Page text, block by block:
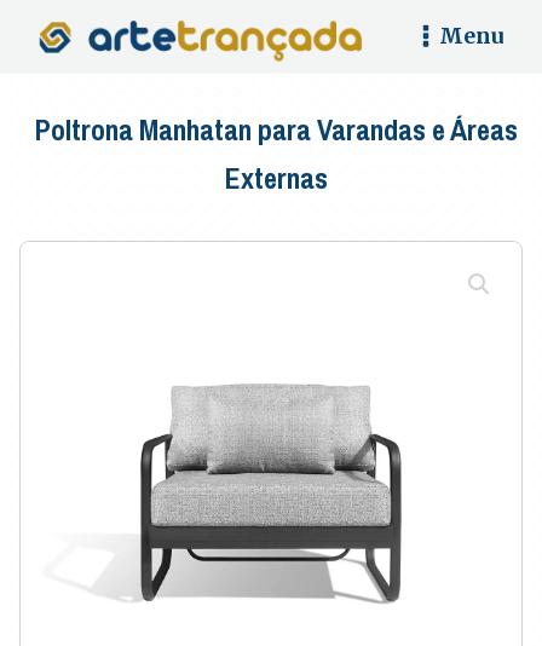
Menu
Poltrona Manhatan para Varandas e Áreas
Externas